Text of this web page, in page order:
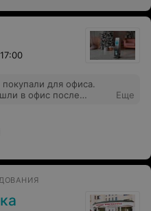
для офиса.
в офис после
Еще